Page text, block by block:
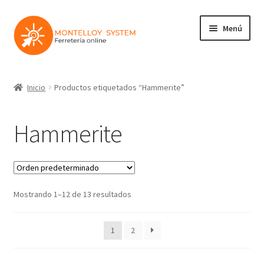
Ir
a
la
Ir
al
contenido
Menú
Jardin y Terraza
Maquinaria
Protección Laboral
Inicio Productos etiquetados “Hammerite”
Hammerite
Mostrando 1–12 de 13 resultados
1 2